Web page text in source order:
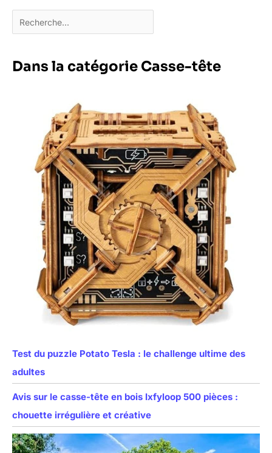
Dans la catégorie Casse-tête
Test du puzzle Potato Tesla : le challenge ultime des
adultes
Avis sur le casse-tête en bois Ixfyloop 500 pièces :
chouette irrégulière et créative